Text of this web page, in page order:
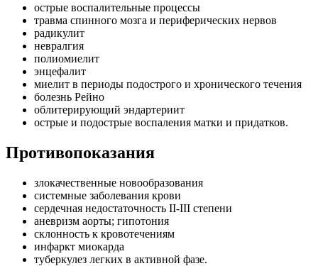
острые воспалительные процессы
травма спинного мозга и периферических нервов
радикулит
невралгия
полиомиелит
энцефалит
миелит в периоды подострого и хронического течения
болезнь Рейно
облитерирующий эндартериит
острые и подострые воспаления матки и придатков.
Противопоказания
злокачественные новообразования
системные заболевания крови
сердечная недостаточность II-III степени
аневризм аорты; гипотония
склонность к кровотечениям
инфаркт миокарда
туберкулез легких в активной фазе.